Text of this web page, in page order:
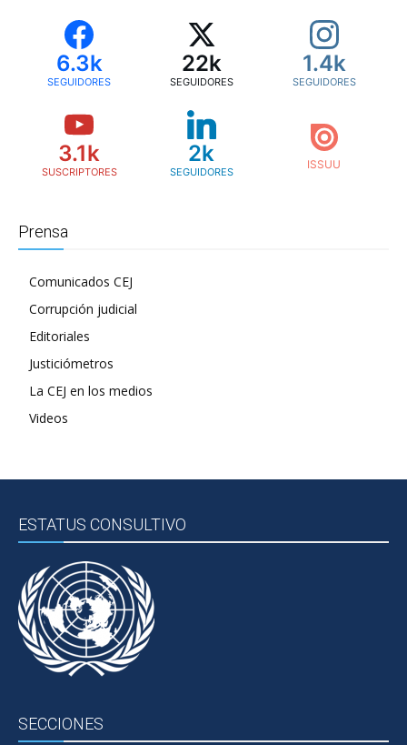
6.3k
SEGUIDORES
22k
SEGUIDORES
1.4k
SEGUIDORES
3.1k
SUSCRIPTORES
2k
SEGUIDORES
Prensa
Comunicados CEJ
Corrupción judicial
Editoriales
Justiciómetros
La CEJ en los medios
Videos
ESTATUS CONSULTIVO
SECCIONES